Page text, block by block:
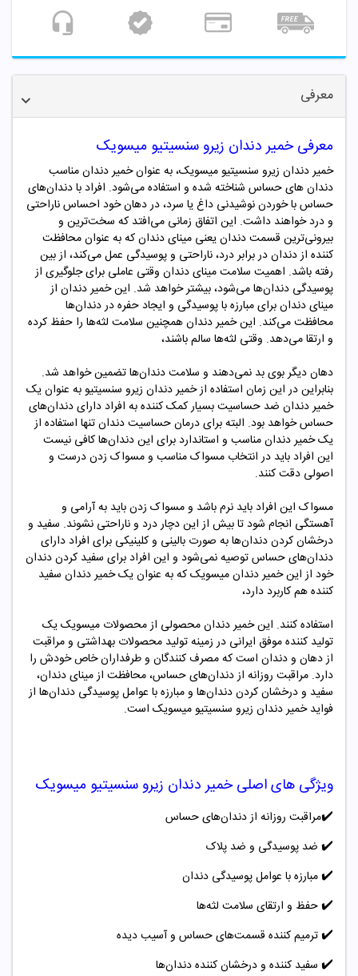
معرفی
معرفی خمیر دندان زیرو سنسیتیو میسویک
خمیر دندان زیرو سنسیتیو میسویک، به عنوان خمیر دندان مناسب
دندان های حساس شناخته شده و استفاده می‌شود. افراد با دندان‌های
حساس با خوردن نوشیدنی داغ یا سرد، در دهان خود احساس ناراحتی
و درد خواهند داشت. این اتفاق زمانی می‌افتد که سخت‌ترین و
بیرونی‌ترین قسمت دندان یعنی مینای دندان که به عنوان محافظت
کننده از دندان در برابر درد، ناراحتی و پوسیدگی عمل می‌کند، از بین
رفته باشد. اهمیت سلامت مینای دندان وقتی عاملی برای جلوگیری از
پوسیدگی دندان‌ها می‌شود، بیشتر خواهد شد. این خمیر دندان از
مینای دندان برای مبارزه با پوسیدگی و ایجاد حفره در دندان‌ها
محافظت می‌کند. این خمیر دندان همچنین سلامت لثه‌ها را حفظ کرده
و ارتقا می‌دهد. وقتی لثه‌ها سالم باشند،
دهان دیگر بوی بد نمی‌دهند و سلامت دندان‌ها تضمین خواهد شد.
بنابراین در این زمان استفاده از خمیر دندان زیرو سنسیتیو به عنوان یک
خمیر دندان ضد حساسیت بسیار کمک کننده به افراد دارای دندان‌های
حساس خواهد بود. البته برای درمان حساسیت دندان تنها استفاده از
یک خمیر دندان مناسب و استاندارد برای این دندان‌ها کافی نیست
این افراد باید در انتخاب مسواک مناسب و مسواک زدن درست و
اصولی دقت کنند.
مسواک این افراد باید نرم باشد و مسواک زدن باید به آرامی و
آهستگی انجام شود تا بیش از این دچار درد و ناراحتی نشوند. سفید و
درخشان کردن دندان‌ها به صورت بالینی و کلینیکی برای افراد دارای
دندان‌های حساس توصیه نمی‌شود و این افراد برای سفید کردن دندان
خود از این خمیر دندان میسویک که به عنوان یک خمیر دندان سفید
کننده هم کاربرد دارد،
استفاده کنند. این خمیر دندان محصولی از محصولات میسویک یک
تولید کننده موفق ایرانی در زمینه تولید محصولات بهداشتی و مراقبت
از دهان و دندان است که مصرف کنندگان و طرفداران خاص خودش را
دارد. مراقبت روزانه از دندان‌های حساس، محافظت از مینای دندان،
سفید و درخشان کردن دندان‌ها و مبارزه با عوامل پوسیدگی دندان‌ها از
فواید خمیر دندان زیرو سنسیتیو میسویک است.
ویژگی های اصلی خمیر دندان زیرو سنسیتیو میسویک
✔️مراقبت روزانه از دندان‌های حساس
✔️ ضد پوسیدگی و ضد پلاک
✔️مبارزه با عوامل پوسیدگی دندان
✔️حفظ و ارتقای سلامت لثه‌ها
✔️ترمیم کننده قسمت‌های حساس و آسیب دیده
✔️ سفید کننده و درخشان کننده دندان‌ها